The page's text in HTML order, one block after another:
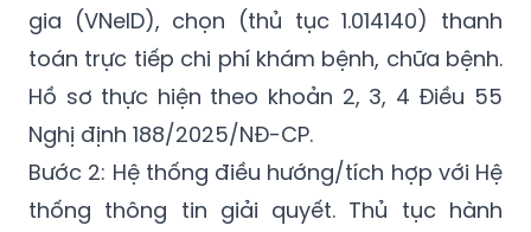
gia (VNeID), chọn (thủ tục 1.014140) thanh
toán trực tiếp chi phí khám bệnh, chữa bệnh.
Hồ sơ thực hiện theo khoản 2, 3, 4 Điều 55
Nghị định 188/2025/NĐ-CP.
Bước 2: Hệ thống điều hướng/tích hợp với Hệ
thống thông tin giải quyết. Thủ tục hành